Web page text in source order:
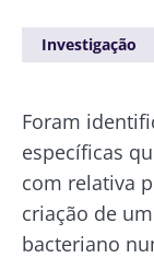
Investigação
Foram
específicas
com relativa
criação de
bacteriano